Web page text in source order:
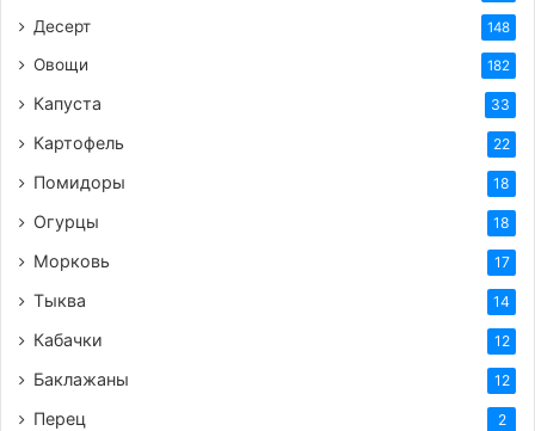
Десерт 148
Овощи 182
Капуста 33
Картофель 22
Помидоры 18
Огурцы 18
Морковь 17
Тыква 14
Кабачки 12
Баклажаны 12
Перец 2